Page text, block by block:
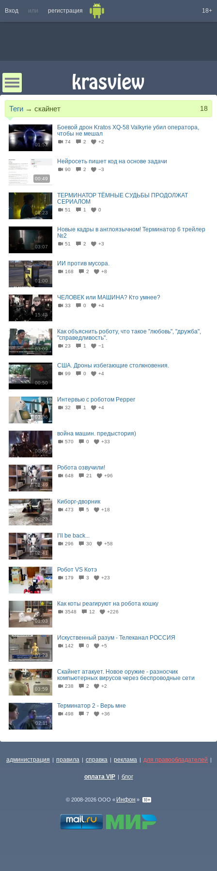
Вход или регистрация 18+
Теги → скайнет 18
01:52
Боевой дрон Kratos XQ-58 Valkyrie убил оператора,
чтобы не мешал
74 2 +2
00:49
Нейросеть пишет код на основе задачи
90 2 −3
08:23
ТЕРМИНАТОР ТЁМНЫЕ СУДЬБЫ ПРОДОЛЖАТ
СЕРИАЛОМ
51 1 0
03:07
Новые кадры в англоязычном! Терминатор 6 трейлер
№2
51 2 +3
01:00
ИИ против мусора.
168 2 +8
15:45
ЧЕЛОВЕК или МАШИНА? Кто умнее?
33 0 +4
03:09
Как объяснить роботу, что такое "любовь", "дружба",
"справедливость".
23 1 −1
00:50
США. Дроны избегающие столкновения.
99 0 +4
03:06
Интервью с роботом Pepper
32 1 +4
00:09
война машин. предыстория)
570 0 +33
01:49
Робота озвучили!
648 21 +96
00:23
Киборг-дворник
473 5 +18
02:41
I’ll be back...
296 30 +58
03:30
Робот VS Котэ
179 3 +23
01:03
Как коты реагируют на робота кошку
3548 12 +226
03:23
Искуственный разум - Телеканал РОССИЯ
142 0 +5
03:59
Скайнет атакует. Новое оружие - разносчик
компьютерных вирусов через беспроводные сети
238 2 +2
02:11
Терминатор 2 - Верь мне
498 7 +36
администрация | правила | справка | реклама | для правообладателей |
оплата VIP | блог
© 2008-2026 ООО « Инфон »